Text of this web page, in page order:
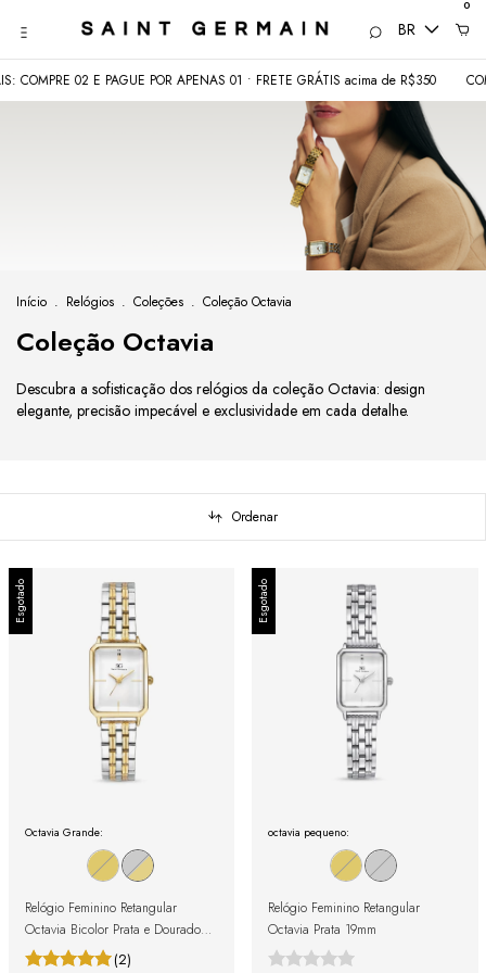
BR
0
02 E PAGUE POR APENAS 01 • FRETE GRÁTIS acima de R$350
Início . Relógios . Coleções . Coleção Octavia
Coleção Octavia
Descubra a sofisticação dos relógios da coleção Octavia: design
elegante, precisão impecável e exclusividade em cada detalhe.
Ordenar
Esgotado
Octavia Grande:
Relógio Feminino Retangular
Octavia Bicolor Prata e Dourado
23mm
(2)
Esgotado
octavia pequeno:
Relógio Feminino Retangular
Octavia Prata 19mm